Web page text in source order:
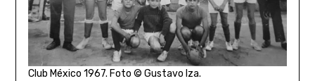
Club México 1967. Foto © Gustavo Iza.